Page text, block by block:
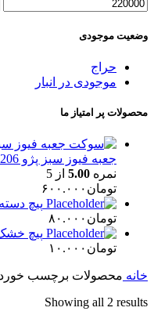
وضعیت موجودی
حراج
موجودی در انبار
محصولات پر امتیاز ما
جعبه فیوز سبز پژو 206 جهان پارت 120840
نمره 5.00 از 5
تومان ۶۰۰.۰۰۰
پیچ دسته
تومان ۸۰.۰۰۰
پیچ خشک 8 پنج سانتی سازه
تومان ۱۰.۰۰۰
خانه محصولات برچسب
Showing all 2 results